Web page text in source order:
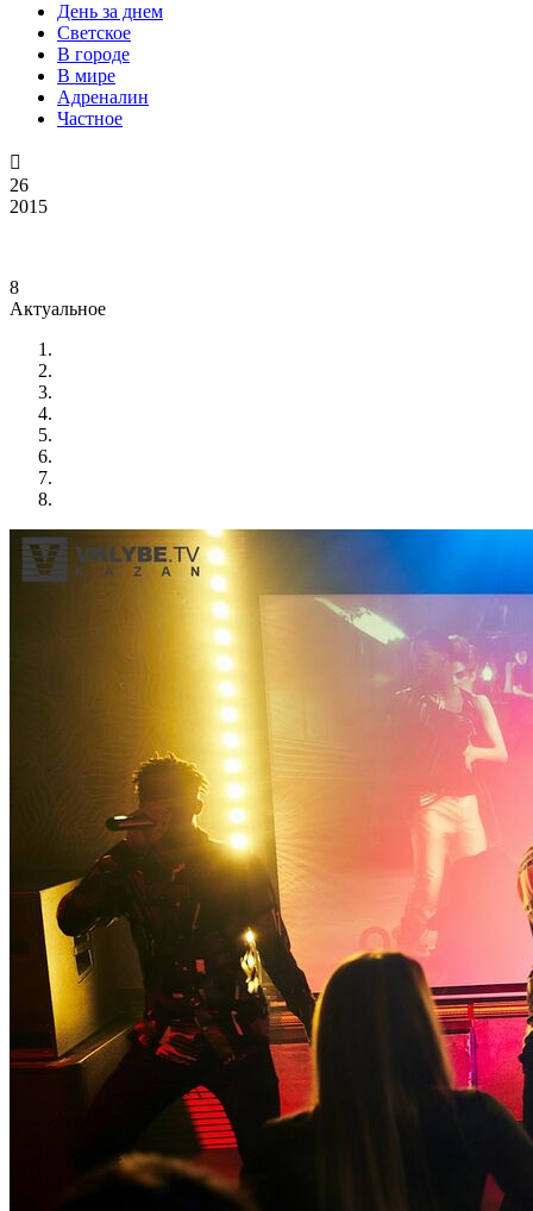
День за днем
Светское
В городе
В мире
Адреналин
Частное

26
2015
8
Актуальное